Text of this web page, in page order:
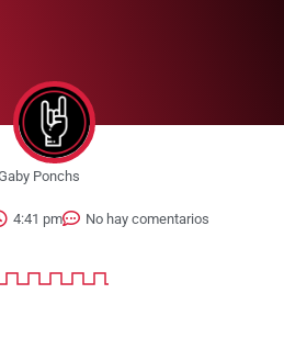
Ponchs
4:41 pm No hay comentarios